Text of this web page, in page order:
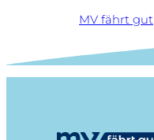
MV fährt gut